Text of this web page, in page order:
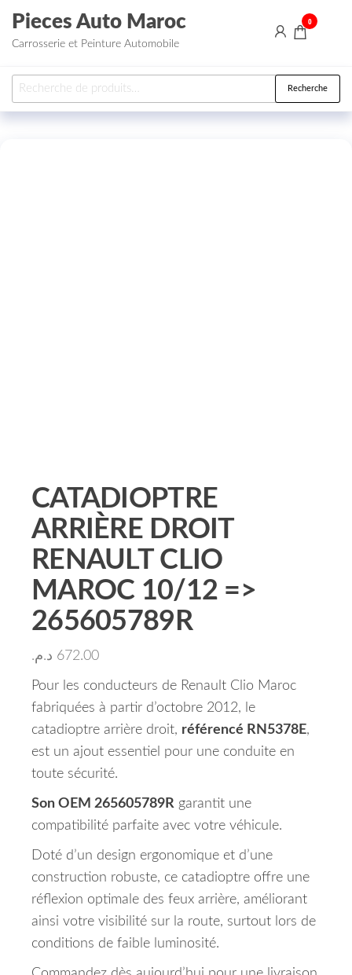
Aller au contenu
Pieces Auto Maroc
Carrosserie et Peinture Automobile
0
Recherche pour : Recherche
CATADIOPTRE
ARRIÈRE DROIT
RENAULT CLIO
MAROC 10/12 =>
265605789R
672.00 د.م.
Pour les conducteurs de Renault Clio Maroc
fabriquées à partir d’octobre 2012, le
catadioptre arrière droit, référencé RN5378E,
est un ajout essentiel pour une conduite en
toute sécurité.
Son OEM 265605789R garantit une
compatibilité parfaite avec votre véhicule.
Doté d’un design ergonomique et d’une
construction robuste, ce catadioptre offre une
réflexion optimale des feux arrière, améliorant
ainsi votre visibilité sur la route, surtout lors de
conditions de faible luminosité.